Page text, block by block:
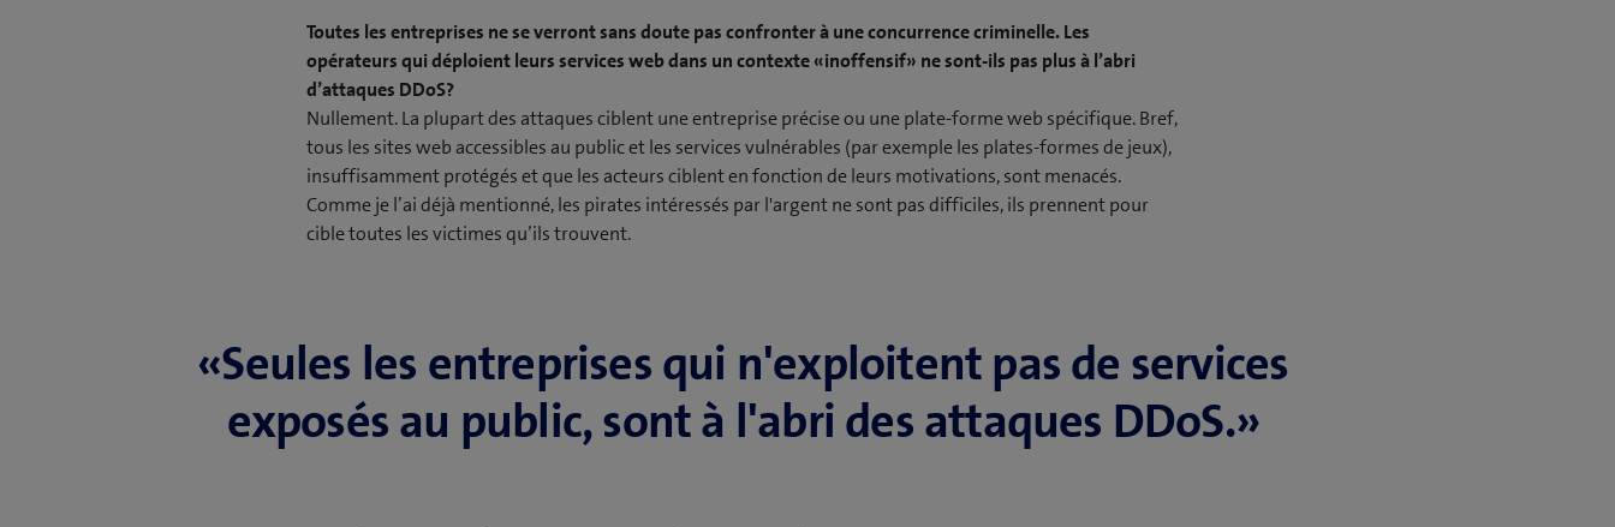
u
v
e
u
n
e
n
e
Toutes les entreprises ne se verront sans doute pas confronter à une concurrence criminelle. Les
opérateurs qui déploient leurs services web dans un contexte «inoffensif» ne sont-ils pas plus à l’abri
d’attaques DDoS?
Nullement. La plupart des attaques ciblent une entreprise précise ou une plate-forme web spécifique. Bref,
tous les sites web accessibles au public et les services vulnérables (par exemple les plates-formes de jeux),
insuffisamment protégés et que les acteurs ciblent en fonction de leurs motivations, sont menacés.
Comme je l’ai déjà mentionné, les pirates intéressés par l'argent ne sont pas difficiles, ils prennent pour
cible toutes les victimes qu’ils trouvent.
«Seules les entreprises qui n'exploitent pas de services
exposés au public, sont à l'abri des attaques DDoS.»